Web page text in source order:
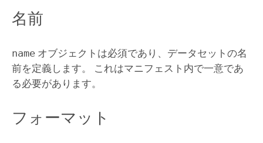
名前
nameオブジェクトは必須であり、データセットの名
前を定義します。 これはマニフェスト内で一意であ
る必要があります。
フォーマット